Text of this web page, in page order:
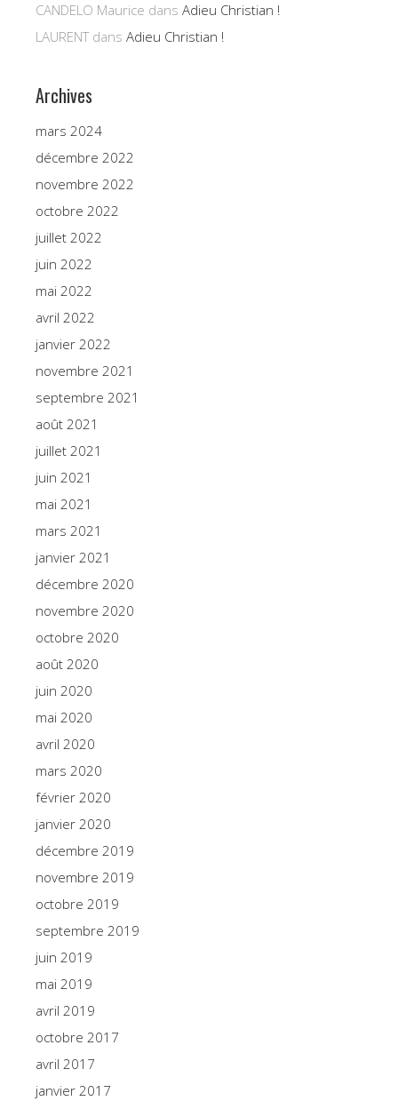
CANDELO Maurice dans Adieu Christian !
LAURENTdans Adieu Christian !
Archives
mars 2024
décembre 2022
novembre 2022
octobre 2022
juillet 2022
juin 2022
mai 2022
avril 2022
janvier 2022
novembre 2021
septembre 2021
août 2021
juillet 2021
juin 2021
mai 2021
mars 2021
janvier 2021
décembre 2020
novembre 2020
octobre 2020
août 2020
juin 2020
mai 2020
avril 2020
mars 2020
février 2020
janvier 2020
décembre 2019
novembre 2019
octobre 2019
septembre 2019
juin 2019
mai 2019
avril 2019
octobre 2017
avril 2017
janvier 2017